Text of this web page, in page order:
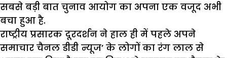
सबसे बड़ी बात चुनाव आयोग का अपना एक वजूद अभी
बचा हुआ है.
राष्ट्रीय प्रसारक दूरदर्शन ने हाल ही में पहले अपने
समाचार चैनल डीडी न्यूज’ के लोगों का रंग लाल से